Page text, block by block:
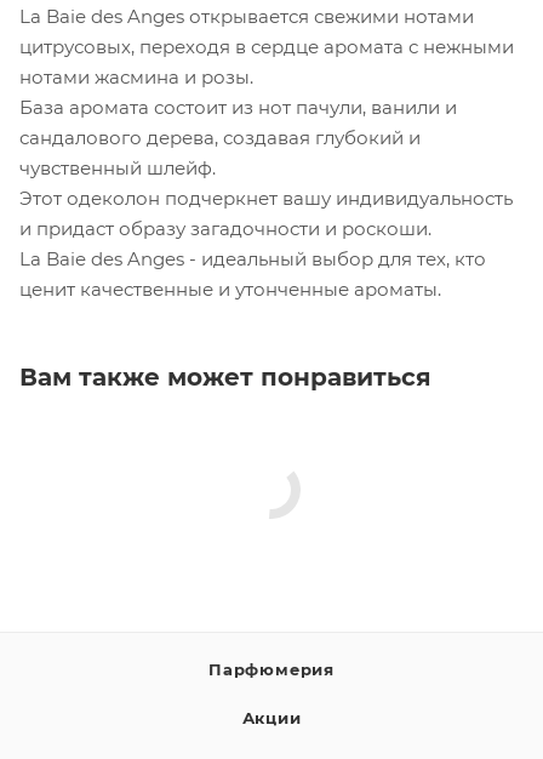
La Baie des Anges открывается свежими нотами
цитрусовых, переходя в сердце аромата с нежными
нотами жасмина и розы.
База аромата состоит из нот пачули, ванили и
сандалового дерева, создавая глубокий и
чувственный шлейф.
Этот одеколон подчеркнет вашу индивидуальность
и придаст образу загадочности и роскоши.
La Baie des Anges - идеальный выбор для тех, кто
ценит качественные и утонченные ароматы.
Вам также может понравиться
Парфюмерия
Акции